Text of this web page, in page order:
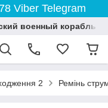
Viber Telegram
военный корабль
2 Ремінь